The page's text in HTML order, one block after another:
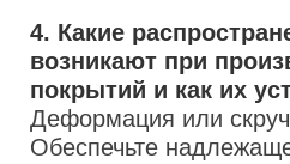
4. Какие
возникают при
покрытий и как их
Деформация или
Обеспечьте